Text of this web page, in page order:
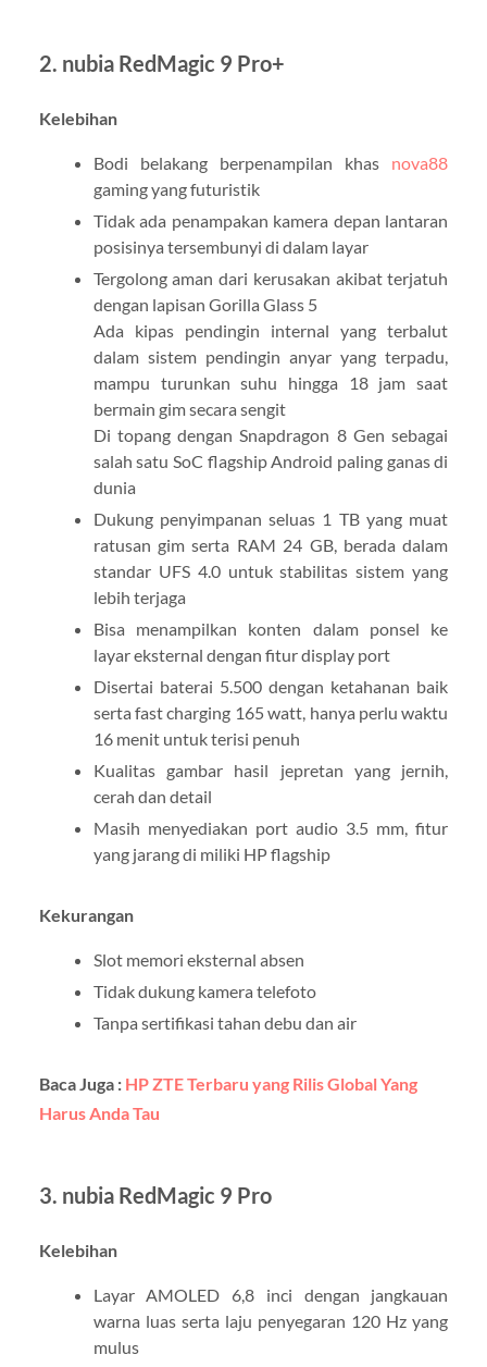
2. nubia RedMagic 9 Pro+
Kelebihan
Bodi belakang berpenampilan khas nova88
gaming yang futuristik
Tidak ada penampakan kamera depan lantaran
posisinya tersembunyi di dalam layar
Tergolong aman dari kerusakan akibat terjatuh
dengan lapisan Gorilla Glass 5
Ada kipas pendingin internal yang terbalut
dalam sistem pendingin anyar yang terpadu,
mampu turunkan suhu hingga 18 jam saat
bermain gim secara sengit
Di topang dengan Snapdragon 8 Gen sebagai
salah satu SoC flagship Android paling ganas di
dunia
Dukung penyimpanan seluas 1 TB yang muat
ratusan gim serta RAM 24 GB, berada dalam
standar UFS 4.0 untuk stabilitas sistem yang
lebih terjaga
Bisa menampilkan konten dalam ponsel ke
layar eksternal dengan fitur display port
Disertai baterai 5.500 dengan ketahanan baik
serta fast charging 165 watt, hanya perlu waktu
16 menit untuk terisi penuh
Kualitas gambar hasil jepretan yang jernih,
cerah dan detail
Masih menyediakan port audio 3.5 mm, fitur
yang jarang di miliki HP flagship
Kekurangan
Slot memori eksternal absen
Tidak dukung kamera telefoto
Tanpa sertifikasi tahan debu dan air
Baca Juga : HP ZTE Terbaru yang Rilis Global Yang
Harus Anda Tau
3. nubia RedMagic 9 Pro
Kelebihan
Layar AMOLED 6,8 inci dengan jangkauan
warna luas serta laju penyegaran 120 Hz yang
mulus